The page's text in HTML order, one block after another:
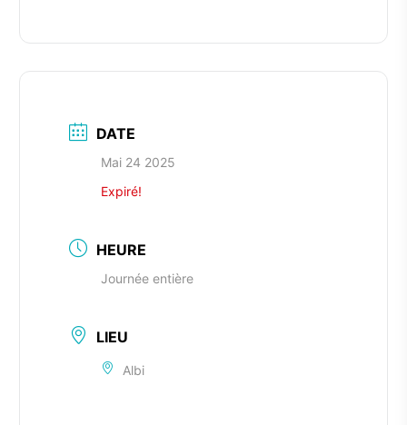
DATE
Mai 24 2025
Expiré!
HEURE
Journée entière
LIEU
Albi